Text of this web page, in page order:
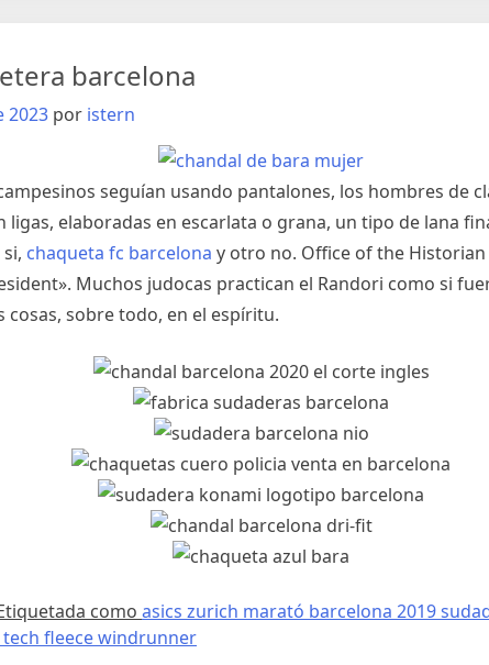
barcelona
2023 por istern
seguían usando pantalones, los hombres de
ligas, elaboradas en escarlata o grana, un tipo de lana
chaqueta fc barcelona y otro no. Office of the
Muchos judocas practican el Randori como si
sobre todo, en el espíritu.
como asics zurich marató barcelona 2019
fleece windrunner